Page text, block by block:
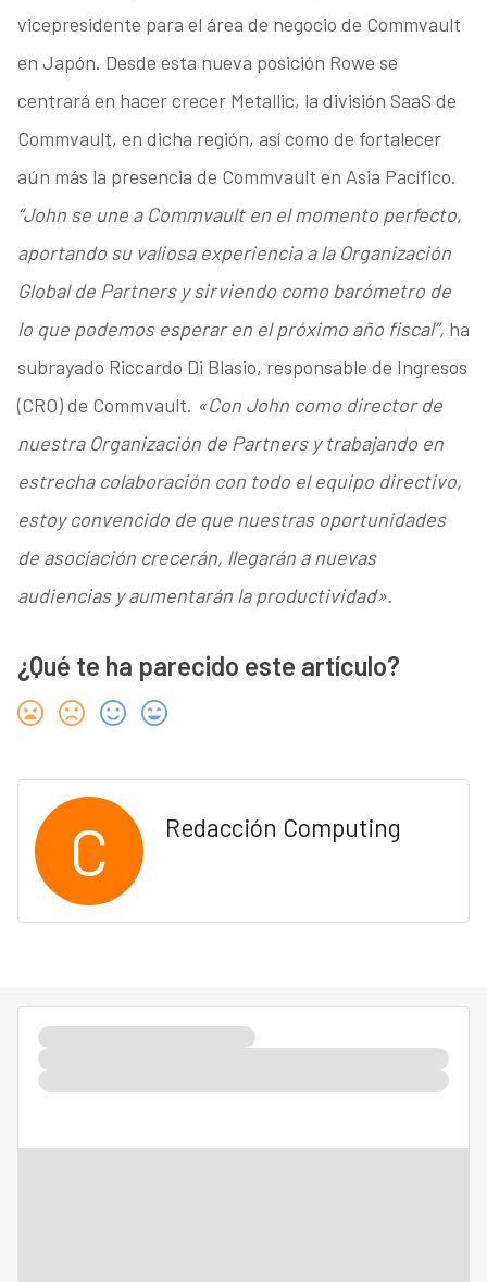
vicepresidente para el área de negocio de Commvault
en Japón. Desde esta nueva posición Rowe se
centrará en hacer crecer Metallic, la división SaaS de
Commvault, en dicha región, así como de fortalecer
aún más la presencia de Commvault en Asia Pacífico.
“John se une a Commvault en el momento perfecto,
aportando su valiosa experiencia a la Organización
Global de Partners y sirviendo como barómetro de
lo que podemos esperar en el próximo año fiscal”, ha
subrayado Riccardo Di Blasio, responsable de Ingresos
(CRO) de Commvault. «Con John como director de
nuestra Organización de Partners y trabajando en
estrecha colaboración con todo el equipo directivo,
estoy convencido de que nuestras oportunidades
de asociación crecerán, llegarán a nuevas
audiencias y aumentarán la productividad».
¿Qué te ha parecido este artículo?
C Redacción Computing